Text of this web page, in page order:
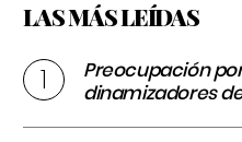
LAS MÁS LEÍDAS
Preocupación
dinamizadores